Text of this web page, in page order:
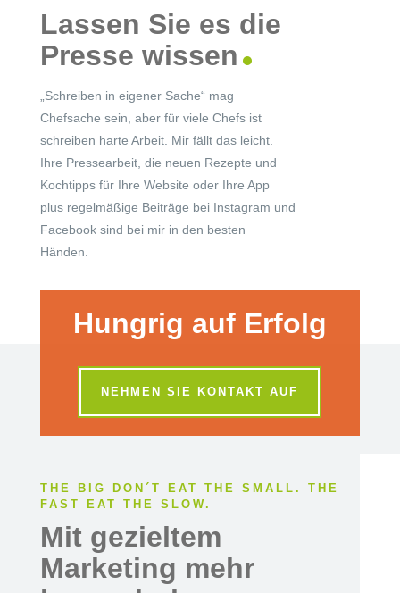
Lassen Sie es die
Presse wissen
„Schreiben in eigener Sache“ mag
Chefsache sein, aber für viele Chefs ist
schreiben harte Arbeit. Mir fällt das leicht.
Ihre Pressearbeit, die neuen Rezepte und
Kochtipps für Ihre Website oder Ihre App
plus regelmäßige Beiträge bei Instagram und
Facebook sind bei mir in den besten
Händen.
Hungrig auf Erfolg
NEHMEN SIE KONTAKT AUF
THE BIG DON´T EAT THE SMALL. THE
FAST EAT THE SLOW.
Mit gezieltem
Marketing mehr